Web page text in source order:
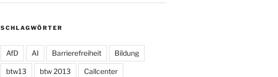
SCHLAGWÖRTER
AfD AI Barrierefreiheit Bildung
btw13 btw 2013 Callcenter